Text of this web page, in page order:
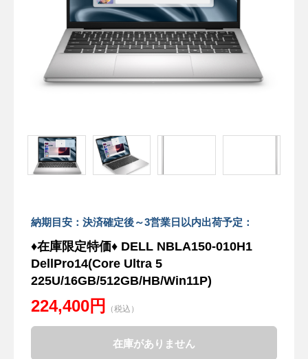
納期目安：決済確定後～3営業日以内出荷予定：
♦在庫限定特価♦ DELL NBLA150-010H1
DellPro14(Core Ultra 5
225U/16GB/512GB/HB/Win11P)
224,400円 （税込）
在庫がありません